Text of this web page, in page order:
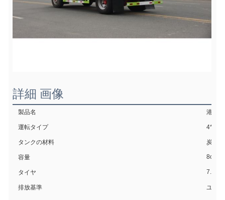
詳細 画像
製品名 港の
運転タイプ 4*2
タンクの材料 炭素鋼
容量 8cbm
タイヤ
排放基準 ユー